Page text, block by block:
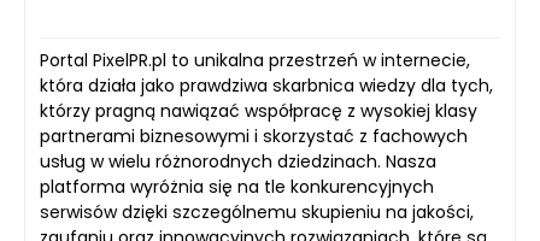
Portal PixelPR.pl to unikalna przestrzeń w internecie,
która działa jako prawdziwa skarbnica wiedzy dla tych,
którzy pragną nawiązać współpracę z wysokiej klasy
partnerami biznesowymi i skorzystać z fachowych
usług w wielu różnorodnych dziedzinach. Nasza
platforma wyróżnia się na tle konkurencyjnych
serwisów dzięki szczególnemu skupieniu na jakości,